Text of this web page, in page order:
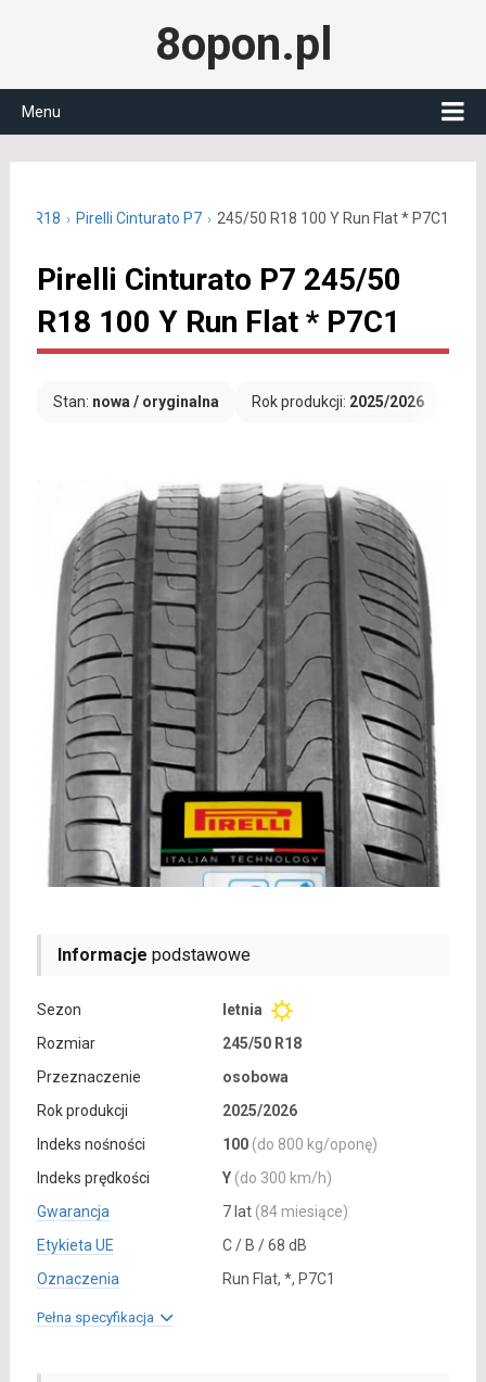
8opon.pl
Menu
50 R18 Pirelli Cinturato P7 245/50 R18 100 Y Run Flat * P7C1
Pirelli Cinturato P7 245/50
R18 100 Y Run Flat * P7C1
Stan: nowa / oryginalna Rok produkcji: 2025/2026
Informacje podstawowe
Sezon
letnia
Rozmiar
245/50 R18
Przeznaczenie
osobowa
Rok produkcji
2025/2026
Indeks nośności
100 (do 800 kg/oponę)
Indeks prędkości
Y (do 300 km/h)
Gwarancja
7 lat (84 miesiące)
Etykieta UE
C / B / 68 dB
Oznaczenia
Run Flat, *, P7C1
Pełna specyfikacja